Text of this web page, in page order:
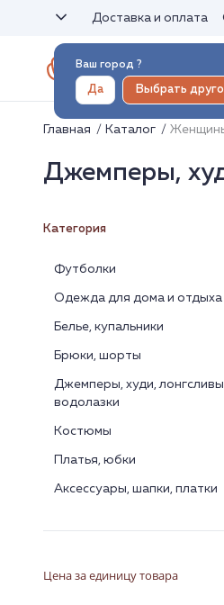
Ваш город ?
Да Выбрать
Доставка и оплата
Главная Каталог
Джемперы,
Категория
Футболки
Одежда для дома и отдыха
Белье, купальники
Брюки, шорты
Джемперы, худи,
водолазки
Костюмы
Платья, юбки
Аксессуары, шапки, платки
Цена за единицу товара